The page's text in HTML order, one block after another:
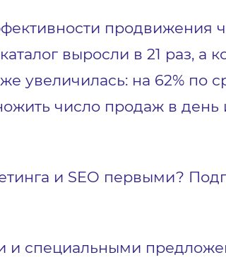
продвижения
выросли в 21 раз, а
увеличилась: на 62%
число продаж в
и SEO первыми?
специальными